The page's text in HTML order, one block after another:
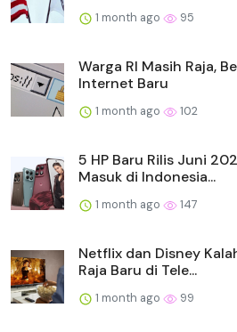
1 month ago 95
Warga RI Masih Raja,
Internet Baru
1 month ago 102
5 HP Baru Rilis Juni
Masuk di Indonesia...
1 month ago 147
Netflix dan Disney
Raja Baru di Tele...
1 month ago 99